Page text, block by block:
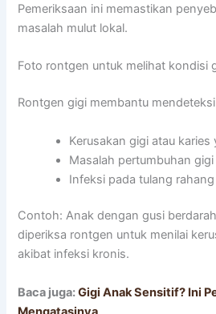
Pemeriksaan ini memastikan
masalah mulut lokal.
Foto rontgen untuk melihat kondisi
Rontgen gigi membantu
Kerusakan gigi atau
Masalah pertumbuhan
Infeksi pada tulang rahang
Contoh: Anak dengan gusi
diperiksa rontgen untuk menilai
akibat infeksi kronis.
Baca juga:Gigi Anak Sensitif? Ini